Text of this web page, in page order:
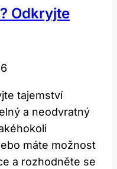
Odkryjte
tajemství
a neodvratný
máte možnost
a rozhodněte se